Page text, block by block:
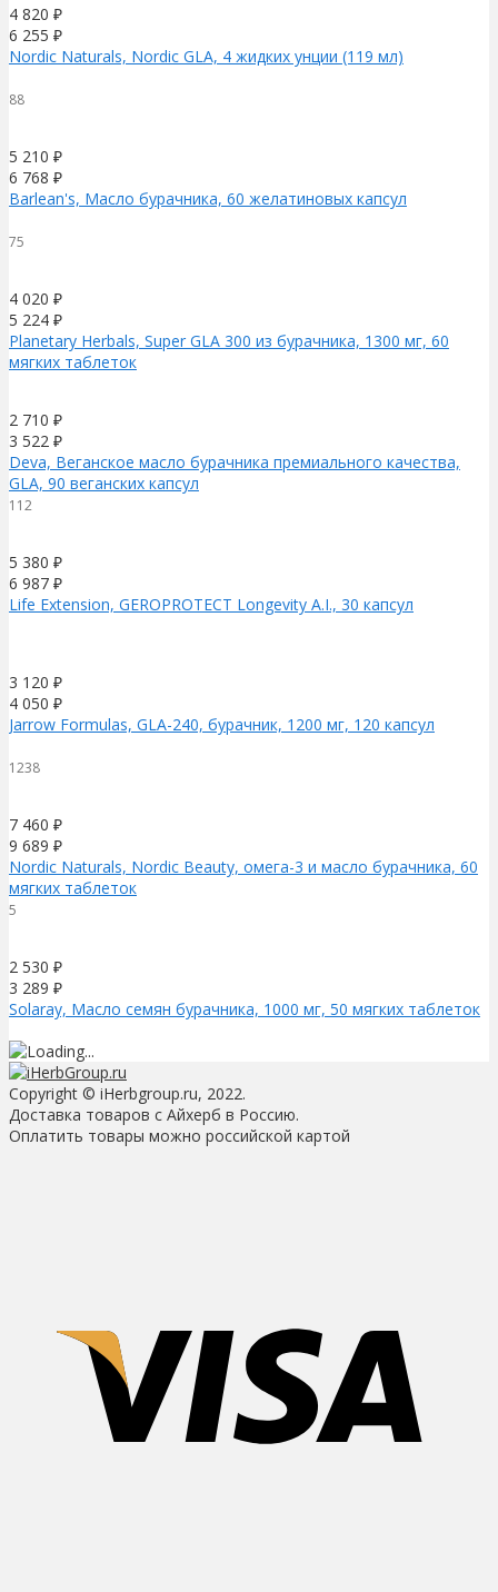
4 820 ₽
6 255 ₽
Nordic Naturals, Nordic GLA, 4 жидких унции (119 мл)
88
5 210 ₽
6 768 ₽
Barlean's, Масло бурачника, 60 желатиновых капсул
75
4 020 ₽
5 224 ₽
Planetary Herbals, Super GLA 300 из бурачника, 1300 мг, 60
мягких таблеток
2 710 ₽
3 522 ₽
Deva, Веганское масло бурачника премиального качества,
GLA, 90 веганских капсул
112
5 380 ₽
6 987 ₽
Life Extension, GEROPROTECT Longevity A.I., 30 капсул
3 120 ₽
4 050 ₽
Jarrow Formulas, GLA-240, бурачник, 1200 мг, 120 капсул
1238
7 460 ₽
9 689 ₽
Nordic Naturals, Nordic Beauty, омега-3 и масло бурачника, 60
мягких таблеток
5
2 530 ₽
3 289 ₽
Solaray, Масло семян бурачника, 1000 мг, 50 мягких таблеток
Copyright © iHerbgroup.ru, 2022.
Доставка товаров с Айхерб в Россию.
Оплатить товары можно российской картой